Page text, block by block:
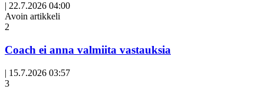
| 22.7.2026 04:00
Avoin artikkeli
2
Coach ei anna valmiita vastauksia
| 15.7.2026 03:57
3